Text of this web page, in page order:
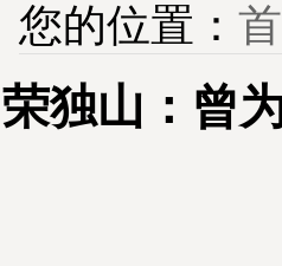
您的位置：
荣独山：曾